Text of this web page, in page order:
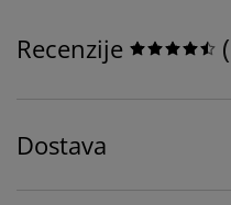
Recenzije (
Dostava